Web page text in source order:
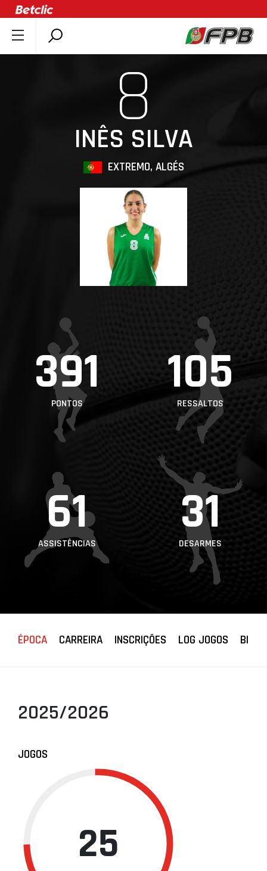
SOBRE A FPB
COMPETIÇÕES
ASSOCIAÇÕES
MASCULINA
LIGA BETCLIC
FEMININA
8
EXTREMO, ALGÉS
INÊS SILVA
391
PONTOS
105
RESSALTOS
61
ASSISTÊNCIAS
31
DESARMES
ÉPOCA CARREIRA INSCRIÇÕES LOG JOGOS
2025/2026
JOGOS
25